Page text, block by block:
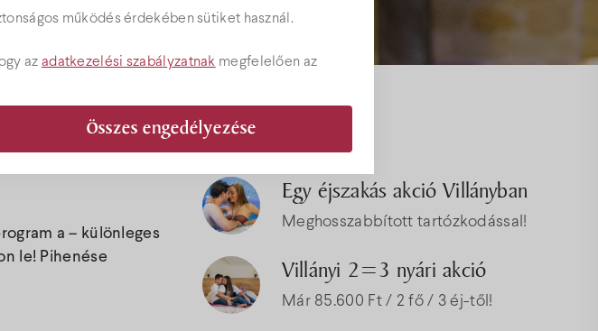
működés érdekében sütiket használ.
az adatkezelési szabályzatnak megfelelően az
Összes engedélyezése
a – különleges
le! Pihenése
Akciók
Egy éjszakás akció Villányban
Meghosszabbított tartózkodással!
Villányi 2=3 nyári akció
Már 85.600 Ft / 2 fő / 3 éj-től!
Árak
Akciók
Ajándékutalványok
Programok